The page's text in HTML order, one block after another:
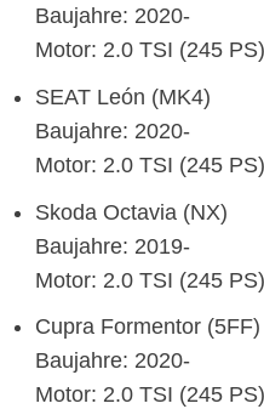
Baujahre: 2020-
Motor: 2.0 TSI (245 PS)
SEAT León (MK4)
Baujahre: 2020-
Motor: 2.0 TSI (245 PS)
Skoda Octavia (NX)
Baujahre: 2019-
Motor: 2.0 TSI (245 PS)
Cupra Formentor (5FF)
Baujahre: 2020-
Motor: 2.0 TSI (245 PS)